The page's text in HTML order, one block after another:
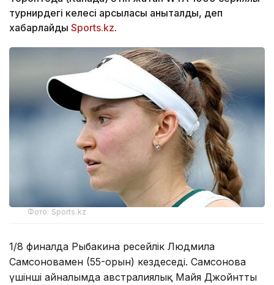
турнирдегі келесі қарсыласы анықталды, деп
хабарлайды Sports.kz.
Фото: Sports.kz
1/8 финалда Рыбакина ресейлік Людмила
Самсоновамен (55-орын) кездеседі. Самсонова
үшінші айналымда австралиялық Майя Джойнтты